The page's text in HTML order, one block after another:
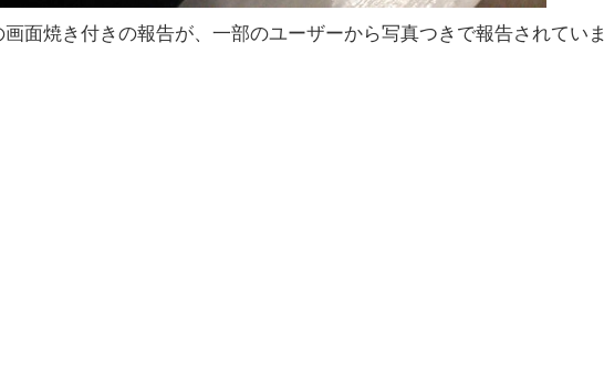
画面焼き付きの報告が、一部のユーザーから写真つきで報告されていま